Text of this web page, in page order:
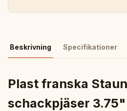
Beskrivning Specifikationer
Plast franska
schackpjäser 3.75"